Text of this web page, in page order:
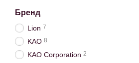
Бренд
Lion 7
KAO 8
KAO Corporation 2